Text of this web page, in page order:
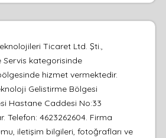
Ticaret Ltd. Şti.,
Servis kategorisinde
hizmet vermektedir.
Gelistirme Bölgesi
Hastane Caddesi No:33
Telefon: 4623262604. Firma
iletişim bilgileri, fotoğrafları ve